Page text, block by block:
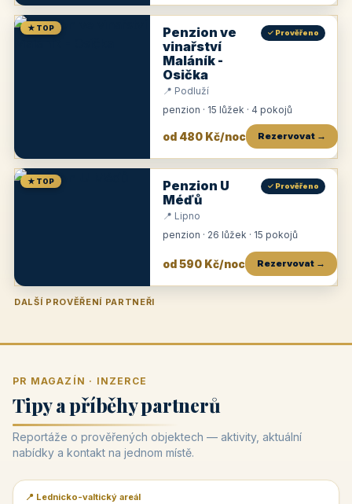
★ TOP
Penzion ve
vinařství
Maláník -
Osička
✓ Prověřeno
📍 Podluží
penzion · 15 lůžek · 4 pokojů
od 480 Kč/noc Rezervovat →
★ TOP
Penzion U
Méďů
✓ Prověřeno
📍 Lipno
penzion · 26 lůžek · 15 pokojů
od 590 Kč/noc Rezervovat →
DALŠÍ PROVĚŘENÍ PARTNEŘI
Penzion U Zámku Pension Faber
PR MAGAZÍN · INZERCE
Tipy a příběhy partnerů
Reportáže o prověřených objektech — aktivity, aktuální
nabídky a kontakt na jednom místě.
📰 PR článek
📍 Lednicko-valtický areál